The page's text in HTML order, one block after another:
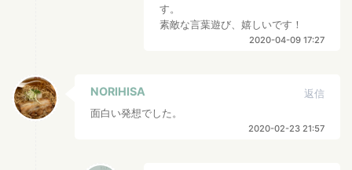
す。
素敵な言葉遊び、嬉しいです！
2020-04-09 17:27
NORIHISA
返信
面白い発想でした。
2020-02-23 21:57